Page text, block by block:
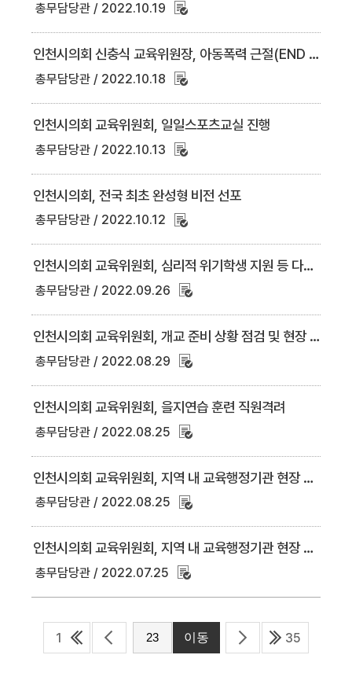
총무담당관 2022.10.19
인천시의회 신충식 교육위원장, 아동폭력 근절(END VIOLENCE) 릴레이 캠페인 동참
총무담당관 2022.10.18
인천시의회 교육위원회, 일일스포츠교실 진행
총무담당관 2022.10.13
인천시의회, 전국 최초 완성형 비전 선포
총무담당관 2022.10.12
인천시의회 교육위원회, 심리적 위기학생 지원 등 다양한 조례 제정 추진
총무담당관 2022.09.26
인천시의회 교육위원회, 개교 준비 상황 점검 및 현장 목소리 청취
총무담당관 2022.08.29
인천시의회 교육위원회, 을지연습 훈련 직원격려
총무담당관 2022.08.25
인천시의회 교육위원회, 지역 내 교육행정기관 현장 방문 성료
총무담당관 2022.08.25
인천시의회 교육위원회, 지역 내 교육행정기관 현장 방문
총무담당관 2022.07.25
1 35